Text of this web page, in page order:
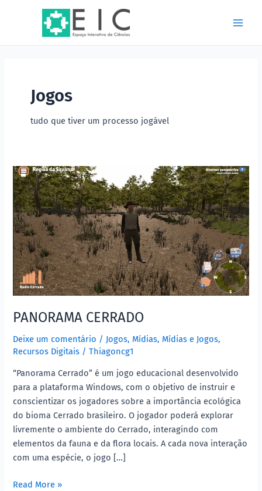
Jogos
tudo que tiver um processo jogável
PANORAMA CERRADO
Deixe um comentário / Jogos, Mídias, Mídias e Jogos,
Recursos Digitais /Thiagoncg1
“Panorama Cerrado” é um jogo educacional desenvolvido
para a plataforma Windows, com o objetivo de instruir e
conscientizar os jogadores sobre a importância ecológica
do bioma Cerrado brasileiro. O jogador poderá explorar
livremente o ambiente do Cerrado, interagindo com
elementos da fauna e da flora locais. A cada nova interação
com uma espécie, o jogo […]
PANORAMA
CERRADO
Read More »
Paginação